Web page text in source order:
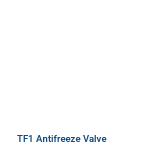
TF1 Antifreeze Valve